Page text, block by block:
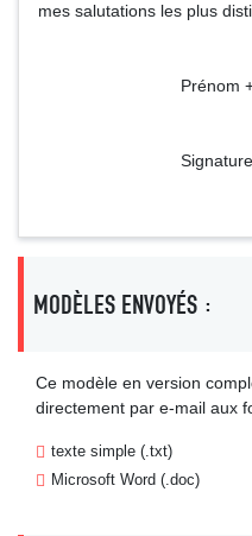
mes salutations les plus
Prénom +
Signature
MODÈLES ENVOYÉS :
Ce modèle en version
directement par e-mail aux
texte simple (.txt)
Microsoft Word (.doc)